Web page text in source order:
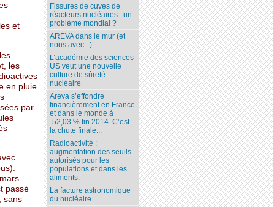
et
les
en pluie
par
passé
sans
Fissures de cuves de
réacteurs nucléaires : un
problème mondial ?
AREVA dans le mur (et
nous avec...)
L’académie des sciences
US veut une nouvelle
culture de sûreté
nucléaire
Areva s’effondre
financièrement en France
et dans le monde à
-52,03 % fin 2014. C’est
la chute finale...
Radioactivité :
augmentation des seuils
autorisés pour les
populations et dans les
aliments.
La facture astronomique
du nucléaire